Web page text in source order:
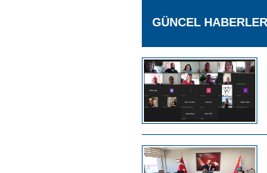
GÜNCEL HABERLER